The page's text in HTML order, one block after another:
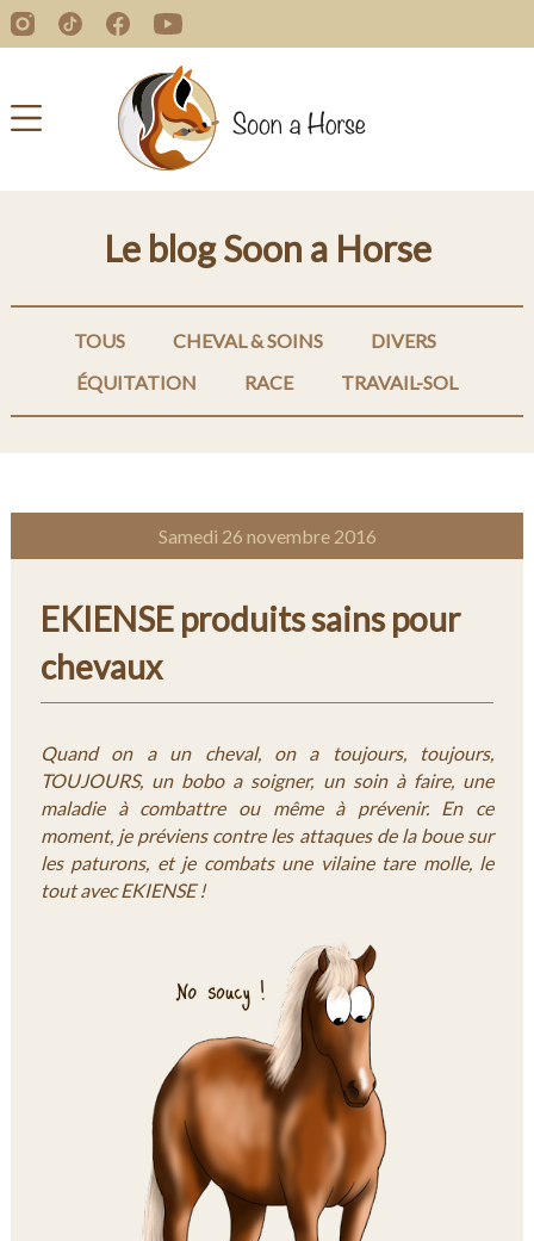
Le blog Soon a Horse
TOUS CHEVAL & SOINS
DIVERS
ÉQUITATION
RACE TRAVAIL-SOL
Samedi 26 novembre 2016
EKIENSE produits sains pour
chevaux
Quand on a un cheval, on a toujours, toujours,
TOUJOURS, un bobo a soigner, un soin à faire, une
maladie à combattre ou même à prévenir. En ce
moment, je préviens contre les attaques de la boue sur
les paturons, et je combats une vilaine tare molle, le
tout avec EKIENSE !